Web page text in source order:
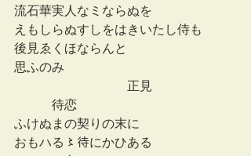
流石華実人なミならぬを
えもしらぬすしをはきいたし侍も
後見ゑくほならんと
思ふのみ
正見
待恋
ふけぬまの契りの末に
おもハる〻待にかひある